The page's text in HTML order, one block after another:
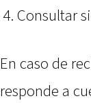
Consultar
En caso de
responde a